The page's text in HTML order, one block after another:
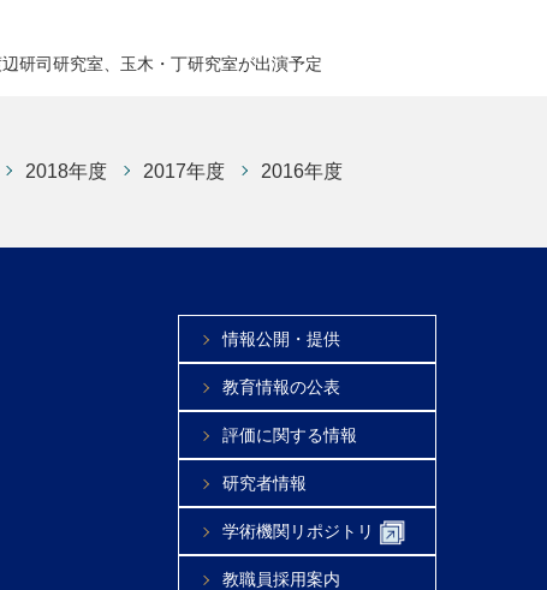
研司研究室、玉木・丁研究室が出演予定
2018年度 2017年度 2016年度
情報公開・提供
教育情報の公表
評価に関する情報
研究者情報
学術機関リポジトリ
教職員採用案内